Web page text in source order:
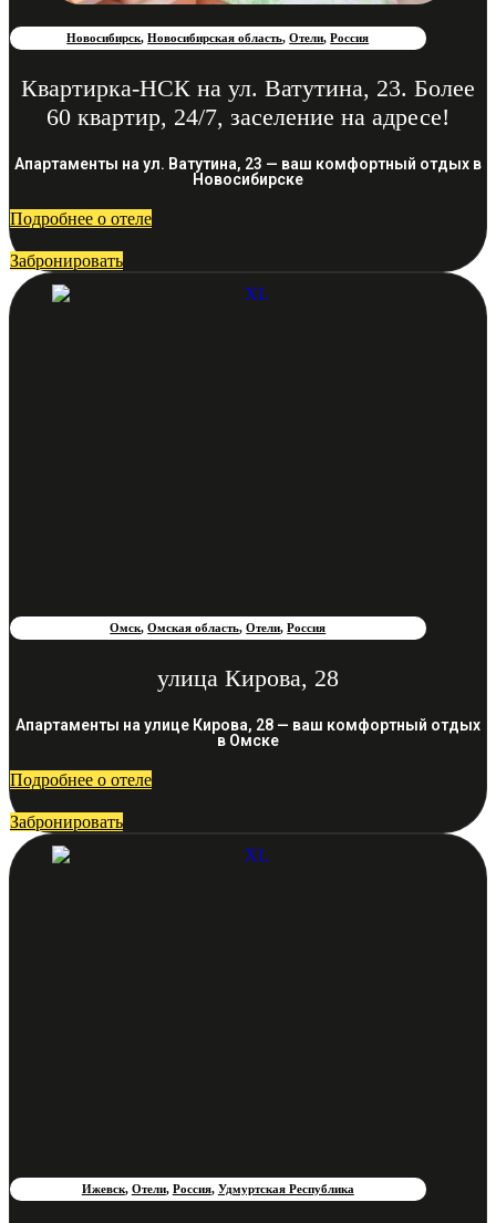
Новосибирск,Новосибирская область,Отели,Россия
Квартирка-НСК на ул. Ватутина, 23. Более
60 квартир, 24/7, заселение на адресе!
Апартаменты на ул. Ватутина, 23 — ваш комфортный отдых в
Новосибирске
Подробнее о отеле
Забронировать
Омск,Омская область,Отели,Россия
улица Кирова, 28
Апартаменты на улице Кирова, 28 — ваш комфортный отдых
в Омске
Подробнее о отеле
Забронировать
Ижевск, Отели, Россия, Удмуртская Республика